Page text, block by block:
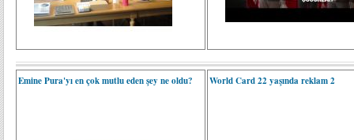
Emine Pura'yı en çok mutlu eden şey ne oldu? World Card 22 yaşında reklam 2